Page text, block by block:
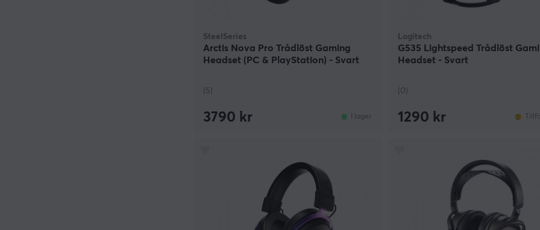
SteelSeries
Arctis Nova Pro Trådlöst Gaming
Headset (PC & PlayStation) - Svart
(5)
3790 kr I lager
Logitech
G535 Lightspeed Trådlöst
Headset - Svart
(0)
1290 kr